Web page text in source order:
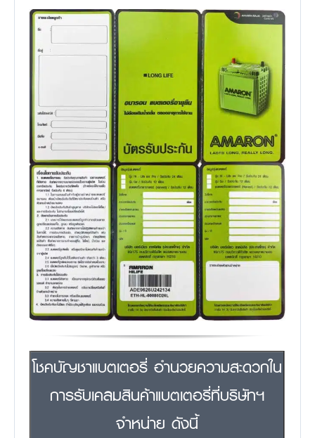
โชคบัญชาแบตเตอรี่ อำนวยความสะดวกใน
การรับเคลมสินค้าแบตเตอรี่ที่บริษัทฯ
จำหน่าย ดังนี้